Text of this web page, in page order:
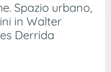
Spazio urbano,
in Walter
Derrida